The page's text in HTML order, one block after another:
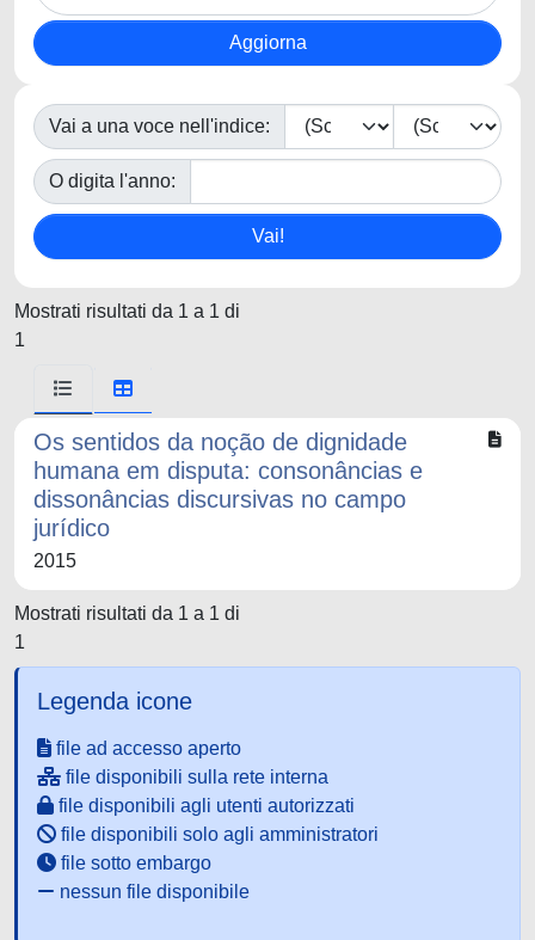
Vai a una voce nell'indice:
O digita l'anno:
Mostrati risultati da 1 a 1 di
1
Os sentidos da noção de dignidade
humana em disputa: consonâncias e
dissonâncias discursivas no campo
jurídico
2015
Mostrati risultati da 1 a 1 di
1
Legenda icone
file ad accesso aperto
file disponibili sulla rete interna
file disponibili agli utenti autorizzati
file disponibili solo agli amministratori
file sotto embargo
nessun file disponibile